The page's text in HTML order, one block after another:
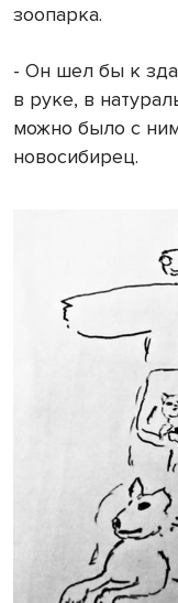
зоопарка.
- Он шел бы к
в руке, в
можно было с
новосибирец.